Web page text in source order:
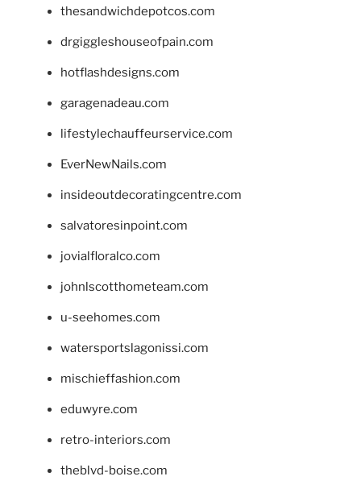
thesandwichdepotcos.com
drgiggleshouseofpain.com
hotflashdesigns.com
garagenadeau.com
lifestylechauffeurservice.com
EverNewNails.com
insideoutdecoratingcentre.com
salvatoresinpoint.com
jovialfloralco.com
johnlscotthometeam.com
u-seehomes.com
watersportslagonissi.com
mischieffashion.com
eduwyre.com
retro-interiors.com
theblvd-boise.com